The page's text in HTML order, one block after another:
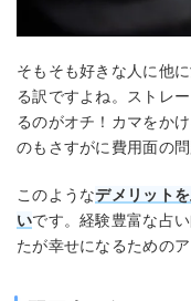
そもそも好きな人に他
る訳ですよね。ストレ
るのがオチ！カマをか
のもさすがに費用面の
このようなデメリット
いです。経験豊富な占
たが幸せになるための